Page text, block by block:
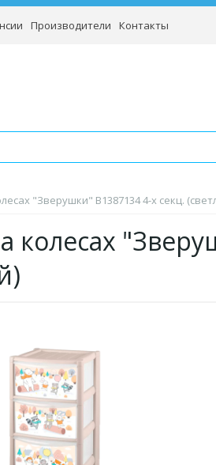
Производители Контакты
"Зверушки" B1387134 4-х секц.
колесах